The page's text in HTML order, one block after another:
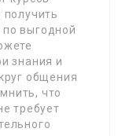
получить
выгодной
знания и
общения
что
требует